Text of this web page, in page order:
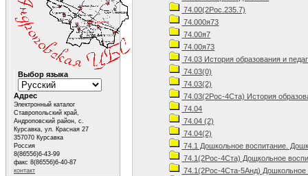
74.00(2Рос.235.7)
74.000я73
74.00я7
74.00я73
74.03 История образования и
74.03(0)
74.03(2)
74.03(2Рос-4Ста) История
74.04
74.04 (2)
74.04(2)
74.1 Дошкольное воспитание.
74.1(2Рос-4Ста) Дощкольное
74.1(2Рос-4Ста-5Анд) Дошкольное
Выбор языка
Адрес
Электронный каталог
Ставропольский край,
Андроповский район, с.
Курсавка, ул. Красная 27
357070 Курсавка
Россия
8(86556)6-43-99
факс 8(86556)6-40-87
контакт